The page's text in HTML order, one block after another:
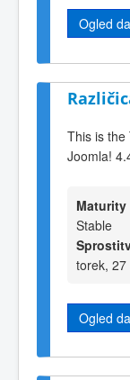
Ogled
This is the
Joomla!
Maturity
Stable
torek,
Ogled